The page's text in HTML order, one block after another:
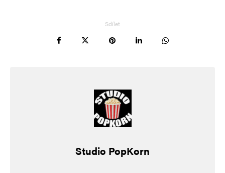
Sdílet
Studio PopKorn